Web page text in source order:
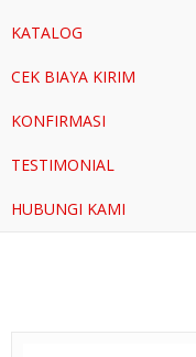
KATALOG
CEK BIAYA KIRIM
KONFIRMASI
TESTIMONIAL
HUBUNGI KAMI